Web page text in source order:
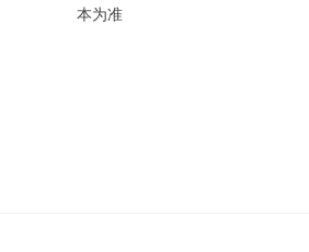
本为准